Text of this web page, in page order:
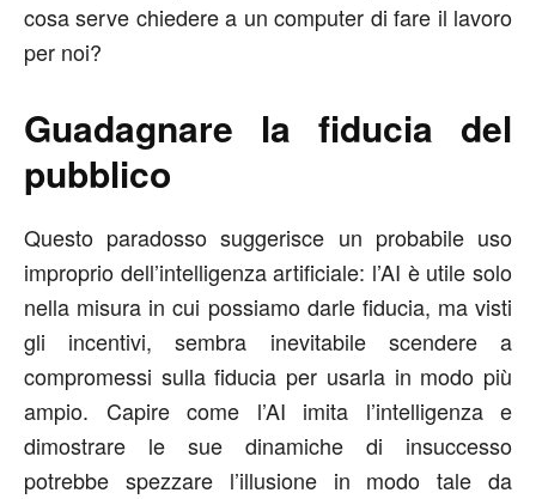
cosa serve chiedere a un computer di fare il lavoro
per noi?
Guadagnare la fiducia del
pubblico
Questo paradosso suggerisce un probabile uso
improprio dell’intelligenza artificiale: l’AI è utile solo
nella misura in cui possiamo darle fiducia, ma visti
gli incentivi, sembra inevitabile scendere a
compromessi sulla fiducia per usarla in modo più
ampio. Capire come l’AI imita l’intelligenza e
dimostrare le sue dinamiche di insuccesso
potrebbe spezzare l’illusione in modo tale da